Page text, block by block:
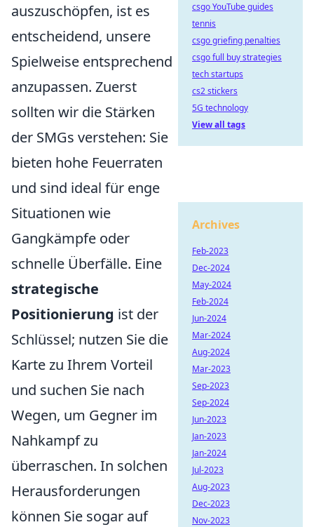
auszuschöpfen, ist es
entscheidend, unsere
Spielweise entsprechend
anzupassen. Zuerst
sollten wir die Stärken
der SMGs verstehen: Sie
bieten hohe Feuerraten
und sind ideal für enge
Situationen wie
Gangkämpfe oder
schnelle Überfälle. Eine
strategische
Positionierung ist der
Schlüssel; nutzen Sie die
Karte zu Ihrem Vorteil
und suchen Sie nach
Wegen, um Gegner im
Nahkampf zu
überraschen. In solchen
Herausforderungen
können Sie sogar auf
csgo YouTube guides
tennis
csgo griefing penalties
csgo full buy strategies
tech startups
cs2 stickers
5G technology
View all tags
Archives
Feb-2023
Dec-2024
May-2024
Feb-2024
Jun-2024
Mar-2024
Aug-2024
Mar-2023
Sep-2023
Sep-2024
Jun-2023
Jan-2023
Jan-2024
Jul-2023
Aug-2023
Dec-2023
Nov-2023